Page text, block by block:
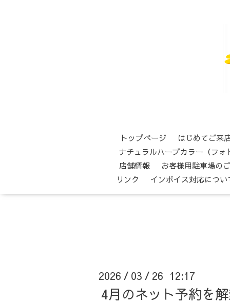
トップページ
はじめてご来
ナチュラルハーブカラー（フォ
店舗情報
お客様用駐車場の
リンク
インボイス対応につ
2026 / 03 / 26 12:17
4月のネット予約を